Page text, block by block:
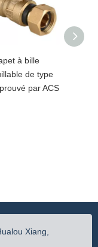
à bille
de type
par ACS
Xiang,